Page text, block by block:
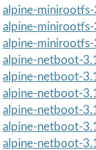
alpine-
alpine-
alpine-
alpine-netboot-
alpine-netboot-
alpine-netboot-
alpine-netboot-
alpine-netboot-
alpine-netboot-